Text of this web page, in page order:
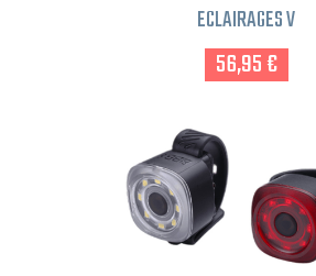
ECLAIRAGES V
56,95 €